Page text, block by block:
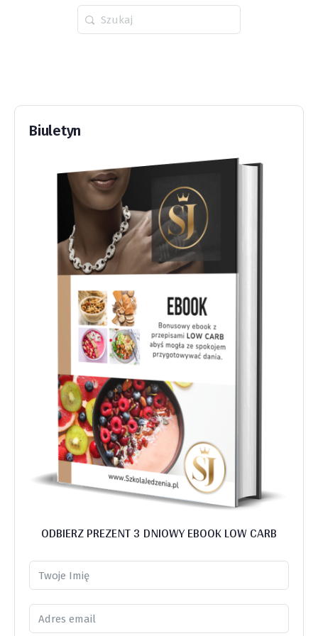
Wyszukaj
dla:
Biuletyn
ODBIERZ PREZENT 3 DNIOWY EBOOK LOW CARB